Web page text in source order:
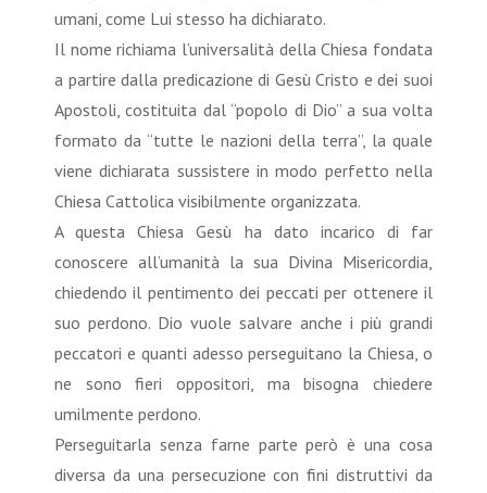
umani, come Lui stesso ha dichiarato.
Il nome richiama l’universalità della Chiesa fondata
a partire dalla predicazione di Gesù Cristo e dei suoi
Apostoli, costituita dal “popolo di Dio” a sua volta
formato da “tutte le nazioni della terra”, la quale
viene dichiarata sussistere in modo perfetto nella
Chiesa Cattolica visibilmente organizzata.
A questa Chiesa Gesù ha dato incarico di far
conoscere all’umanità la sua Divina Misericordia,
chiedendo il pentimento dei peccati per ottenere il
suo perdono. Dio vuole salvare anche i più grandi
peccatori e quanti adesso perseguitano la Chiesa, o
ne sono fieri oppositori, ma bisogna chiedere
umilmente perdono.
Perseguitarla senza farne parte però è una cosa
diversa da una persecuzione con fini distruttivi da